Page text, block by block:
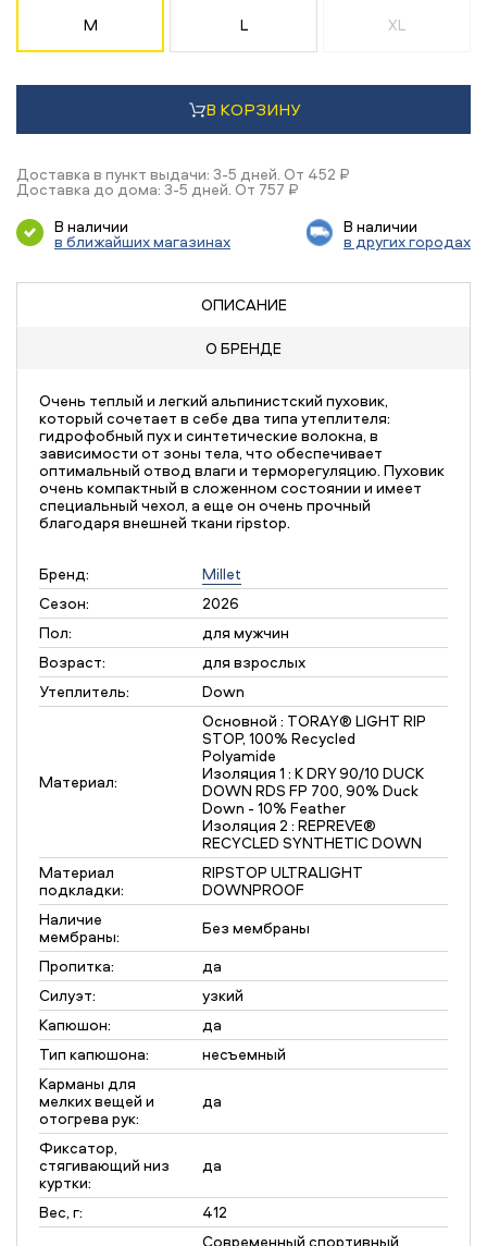
M
L XL
В КОРЗИНУ
Доставка в пункт выдачи: 3-5 дней. От 452 ₽
Доставка до дома: 3-5 дней. От 757 ₽
В наличии
в ближайших магазинах
В наличии
в других городах
ОПИСАНИЕ
О БРЕНДЕ
Очень теплый и легкий альпинистский пуховик,
который сочетает в себе два типа утеплителя:
гидрофобный пух и синтетические волокна, в
зависимости от зоны тела, что обеспечивает
оптимальный отвод влаги и терморегуляцию. Пуховик
очень компактный в сложенном состоянии и имеет
специальный чехол, а еще он очень прочный
благодаря внешней ткани ripstop.
Бренд:
Millet
Сезон:
2026
Пол:
для мужчин
Возраст:
для взрослых
Утеплитель:
Down
Материал:
Основной : TORAY® LIGHT RIP
STOP, 100% Recycled
Polyamide
Изоляция 1 : K DRY 90/10 DUCK
DOWN RDS FP 700, 90% Duck
Down - 10% Feather
Изоляция 2 : REPREVE®
RECYCLED SYNTHETIC DOWN
Материал
подкладки:
RIPSTOP ULTRALIGHT
DOWNPROOF
Наличие
мембраны:
Без мембраны
Пропитка:
да
Силуэт:
узкий
Капюшон:
да
Тип капюшона:
несъемный
Карманы для
мелких вещей и
отогрева рук:
да
Фиксатор,
стягивающий низ
куртки:
да
Вес, г:
412
Современный спортивный